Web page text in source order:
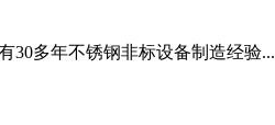
30多年不锈钢非标设备制造经验...